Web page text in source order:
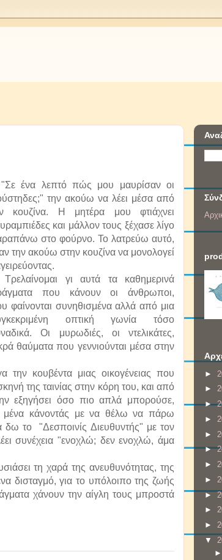
ένα λεπτό πώς μου μαυρίσαν οι
την ακούω να λέει μέσα από
κουζίνα. Η μητέρα μου φτιάχνει
και μάλλον τους ξέχασε λίγο
στο φούρνο. Το λατρεύω αυτό,
την ακούω στην κουζίνα να μονολογεί
γι αυτά τα καθημερινά
που κάνουν οι άνθρωποι,
φαίνονται συνηθισμένα αλλά από μια
οπτική γωνία τόσο
Οι μυρωδιές, οι ντελικάτες,
θαύματα που γεννιούνται μέσα στην
κουβέντα μιας οικογένειας που
της ταινίας στην κόρη του, και από
εξηγήσει όσο πιο απλά μπορούσε,
μένα κάνοντάς με να θέλω να πάρω
το "Δεσποινίς Διευθυντής" με τον
συνέχεια "ενοχλώ; δεν ενοχλώ, άμα
τη χαρά της ανευθυνότητας, της
δισταγμό, για το υπόλοιπο της ζωής
χάνουν την αίγλη τους μπροστά
►
►
►
►
►
►
►
►
►
►
►
▼
►